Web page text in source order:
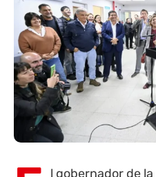
l gobernador de la